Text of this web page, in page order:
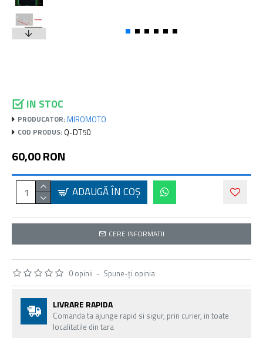
IN STOC
PRODUCATOR: MIROMOTO
COD PRODUS: Q-DT50
0 opinii - Spune-ţi opinia
60,00 RON
ADAUGĂ ÎN COŞ
CERE INFORMATII
LIVRARE RAPIDA
Comanda ta ajunge rapid si sigur, prin curier, in toate
localitatile din tara